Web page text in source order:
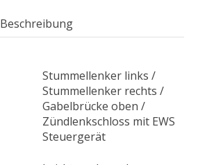
Beschreibung
Stummellenker links /
Stummellenker rechts /
Gabelbrücke oben /
Zündlenkschloss mit EWS
Steuergerät